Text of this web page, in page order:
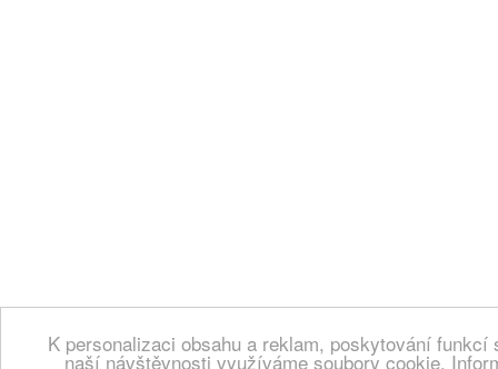
K personalizaci obsahu a reklam, poskytování
naší návštěvnosti využíváme soubory cookie.